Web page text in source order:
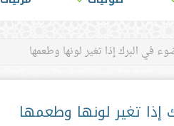
في البرك إذا تغير لونها وطعمها
تغير لونها وطعمها